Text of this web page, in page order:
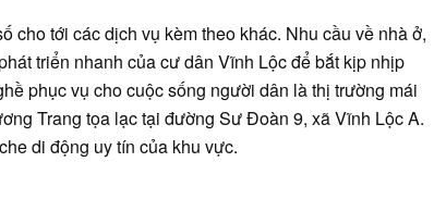
cho tới các dịch vụ kèm theo khác. Nhu cầu về nhà ở,
triển nhanh của cư dân Vĩnh Lộc để bắt kịp nhịp
phục vụ cho cuộc sống người dân là thị trường mái
Trang tọa lạc tại đường Sư Đoàn 9, xã Vĩnh Lộc A.
di động uy tín của khu vực.